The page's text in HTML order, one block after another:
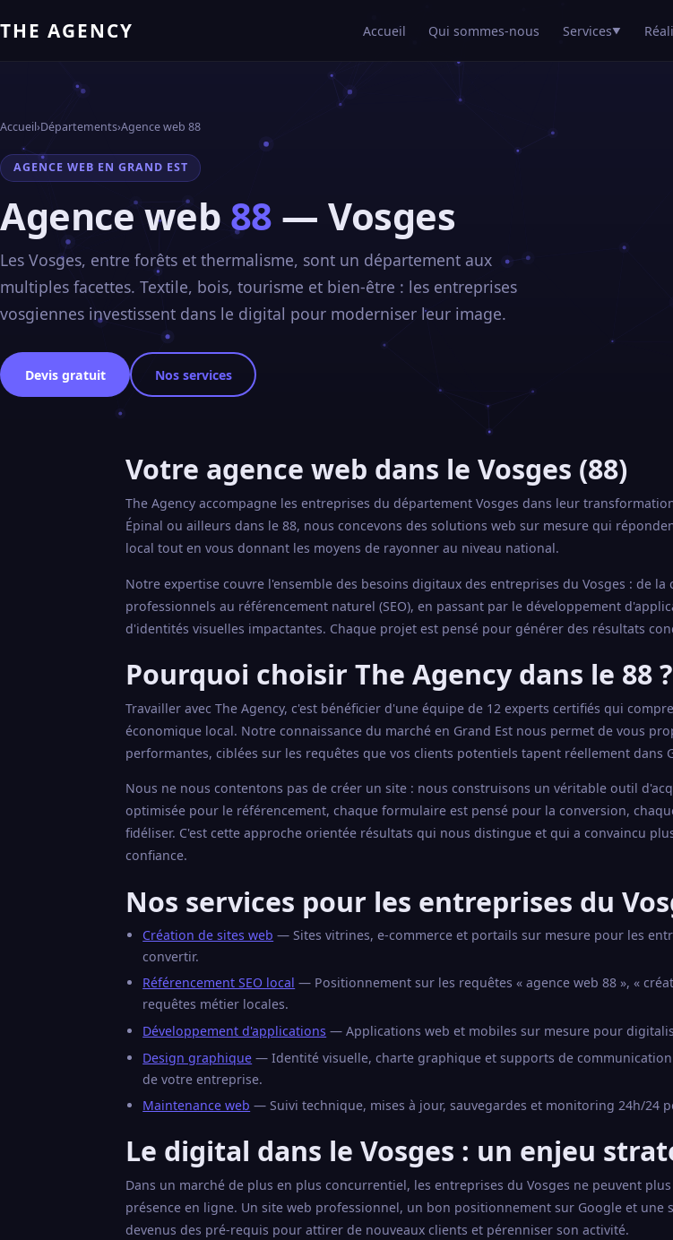
THE AGENCY Accueil Qui sommes-nous Services▼
Accueil›Départements›Agence web 88
AGENCE WEB EN GRAND EST
Agence web 88 — Vosges
Les Vosges, entre forêts et thermalisme, sont un département aux
multiples facettes. Textile, bois, tourisme et bien-être : les entreprises
vosgiennes investissent dans le digital pour moderniser leur image.
Devis gratuit Nos services
Votre agence web dans le Vosges (88)
The Agency accompagne les entreprises du département Vosges dans leur
Épinal ou ailleurs dans le 88, nous concevons des solutions web sur mesure qui
local tout en vous donnant les moyens de rayonner au niveau national.
Notre expertise couvre l'ensemble des besoins digitaux des entreprises du Vosges : de
professionnels au référencement naturel (SEO), en passant par le développement
d'identités visuelles impactantes. Chaque projet est pensé pour générer des résultats
Pourquoi choisir The Agency dans le 88 ?
Travailler avec The Agency, c'est bénéficier d'une équipe de 12 experts certifiés qui
économique local. Notre connaissance du marché en Grand Est nous permet de vous
performantes, ciblées sur les requêtes que vos clients potentiels tapent réellement dans
Nous ne nous contentons pas de créer un site : nous construisons un véritable outil
optimisée pour le référencement, chaque formulaire est pensé pour la conversion,
fidéliser. C'est cette approche orientée résultats qui nous distingue et qui a convaincu
confiance.
Nos services pour les entreprises du
Création de sites web — Sites vitrines, e-commerce et portails sur mesure pour les
convertir.
Référencement SEO local — Positionnement sur les requêtes « agence web 88 », «
requêtes métier locales.
Développement d'applications — Applications web et mobiles sur mesure pour
Design graphique — Identité visuelle, charte graphique et supports de
de votre entreprise.
Maintenance web — Suivi technique, mises à jour, sauvegardes et monitoring 24h/24
Le digital dans le Vosges : un enjeu
Dans un marché de plus en plus concurrentiel, les entreprises du Vosges ne peuvent
présence en ligne. Un site web professionnel, un bon positionnement sur Google et
devenus des pré-requis pour attirer de nouveaux clients et pérenniser son activité.